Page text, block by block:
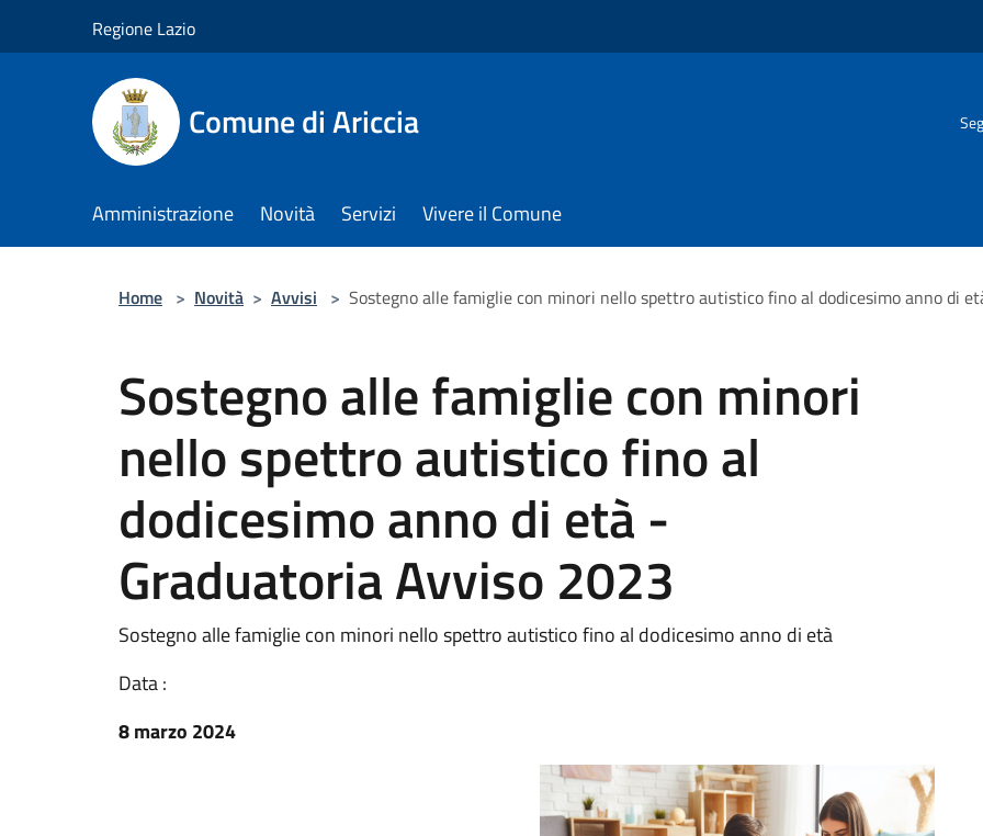
Regione Lazio
Comune di Ariccia
Amministrazione Novità Servizi Vivere il Comune
Home > Novità > Avvisi > Sostegno alle famiglie con minori nello spettro autistico fino al dodicesimo anno di
Sostegno alle famiglie con minori
nello spettro autistico fino al
dodicesimo anno di età -
Graduatoria Avviso 2023
Sostegno alle famiglie con minori nello spettro autistico fino al dodicesimo anno di età
Data :
8 marzo 2024